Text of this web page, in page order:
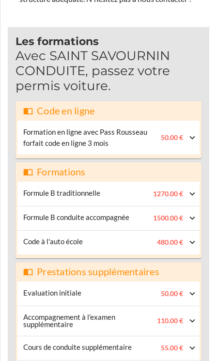
Les formations
Avec SAINT SAVOURNIN
CONDUITE, passez votre
permis voiture.
Code en ligne
Formation en ligne avec Pass Rousseau
forfait code en ligne 3 mois
50.00 €
Formations
Formule B traditionnelle 1270.00 €
Formule B conduite accompagnée 1500.00 €
Code à l'auto école 480.00 €
Prestations supplémentaires
Evaluation initiale 50.00 €
Accompagnement à l’examen
supplémentaire
110.00 €
Cours de conduite supplémentaire 55.00 €